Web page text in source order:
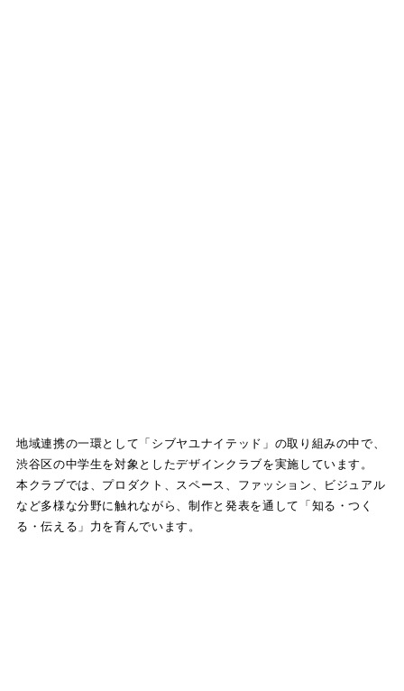
地域連携の一環として「シブヤユナイテッド」の取り組みの中で、
渋谷区の中学生を対象としたデザインクラブを実施しています。
本クラブでは、プロダクト、スペース、ファッション、ビジュアル
など多様な分野に触れながら、制作と発表を通して「知る・つく
る・伝える」力を育んでいます。